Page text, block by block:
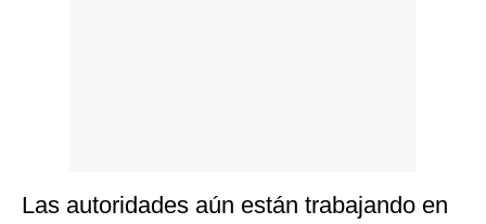
Las autoridades aún están trabajando en